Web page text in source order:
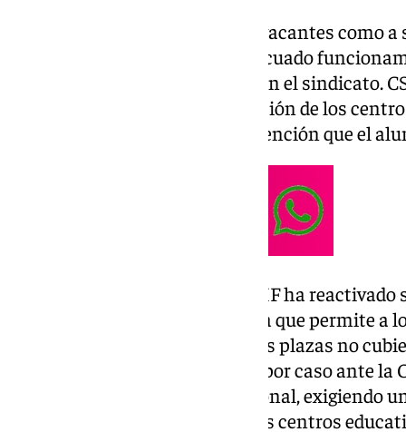
Este déficit, que afecta tanto a vacantes como
compromete seriamente el adecuado
la calidad de la enseñanza, según el sindicato.
no solo impacta en la organización de los
los equipos directivos y en la atención que el
Para abordar este problema, CSIF ha reactivado
, una herramienta que permite a
informar directamente sobre las plazas no
que el sindicato denuncie caso por caso ante
Educativo y Formación Profesional, exigiendo
cubrir las plazas vacantes en los centros